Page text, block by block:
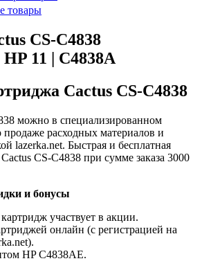
товары
CS-C4838
11 | C4838A
Cactus CS-C4838
можно в специализированном
продаже расходных материалов и
lazerka.net. Быстрая и бесплатная
CS-C4838 при сумме заказа 3000
и бонусы
участвует в акции.
онлайн (с регистрацией на
HP C4838AE.